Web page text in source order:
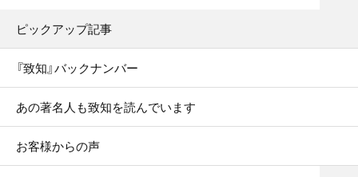
ピックアップ記事
『致知』バックナンバー
あの著名人も致知を読んでいます
お客様からの声